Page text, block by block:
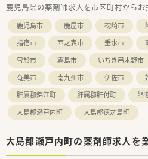
【想定されるキャリアイメージ】
■薬局での経験を活かして、在
門的なスキルをさらに磨いてい
■将来的に管理薬剤師やエリア
プを目指し、店舗運営のノウハ
■社内の勉強会やe-Learningを
薬剤師としてのキャリアを継続
鹿児島県の薬剤師求人を市区町村からお
鹿児島市 鹿屋市 枕崎市
指宿市
西之表市 垂水市
曽於市
霧島市 いちき串木野市
奄美市
南九州市 伊佐市
肝属郡錦江町
肝属郡肝付町
熊
大島郡瀬戸内町
大島郡徳之島町
大島郡瀬戸内町の薬剤師求人を